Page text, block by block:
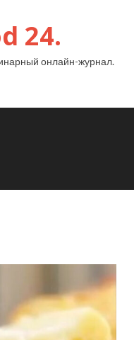
24.
онлайн-журнал.